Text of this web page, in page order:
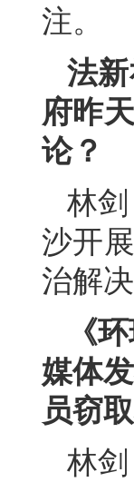
注。
法
府昨
论？
林
沙开
治解
《
媒体
员窃
林